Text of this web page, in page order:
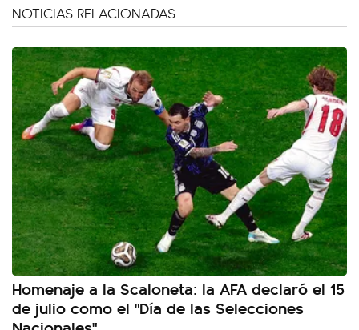
NOTICIAS RELACIONADAS
Homenaje a la Scaloneta: la AFA declaró el 15
de julio como el "Día de las Selecciones